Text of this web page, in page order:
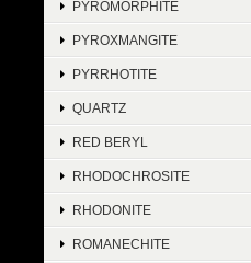
PYROMORPHITE
PYROXMANGITE
PYRRHOTITE
QUARTZ
RED BERYL
RHODOCHROSITE
RHODONITE
ROMANECHITE